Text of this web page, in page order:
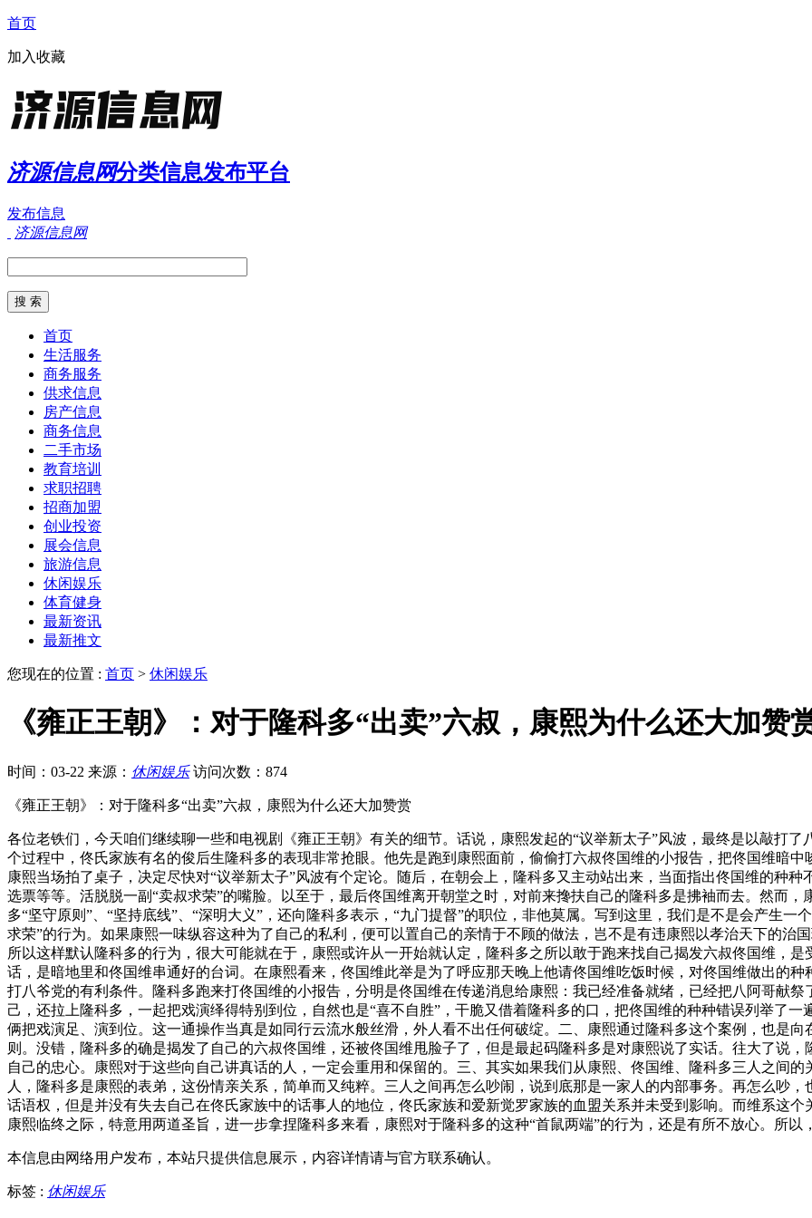
首页
加入收藏
济源信息网分类信息发布平台
发布信息
济源信息网
首页
生活服务
商务服务
供求信息
房产信息
商务信息
二手市场
教育培训
求职招聘
招商加盟
创业投资
展会信息
旅游信息
休闲娱乐
体育健身
最新资讯
最新推文
您现在的位置 : 首页 > 休闲娱乐
《雍正王朝》：对于隆科多“出卖”六叔，康熙为什么还大加赞
时间：03-22 来源： 休闲娱乐 访问次数：874
《雍正王朝》：对于隆科多“出卖”六叔，康熙为什么还大加赞赏
各位老铁们，今天咱们继续聊一些和电视剧《雍正王朝》有关的细节。话说，康熙发起的“议举新太子”风波，最终是以敲打
个过程中，佟氏家族有名的俊后生隆科多的表现非常抢眼。他先是跑到康熙面前，偷偷打六叔佟国维的小报告，把佟国维暗
康熙当场拍了桌子，决定尽快对“议举新太子”风波有个定论。随后，在朝会上，隆科多又主动站出来，当面指出佟国维的种
选票等等。活脱脱一副“卖叔求荣”的嘴脸。以至于，最后佟国维离开朝堂之时，对前来搀扶自己的隆科多是拂袖而去。然而
多“坚守原则”、“坚持底线”、“深明大义”，还向隆科多表示，“九门提督”的职位，非他莫属。写到这里，我们是不是会产生
求荣”的行为。如果康熙一味纵容这种为了自己的私利，便可以置自己的亲情于不顾的做法，岂不是有违康熙以孝治天下的治
所以这样默认隆科多的行为，很大可能就在于，康熙或许从一开始就认定，隆科多之所以敢于跑来找自己揭发六叔佟国维，
话，是暗地里和佟国维串通好的台词。在康熙看来，佟国维此举是为了呼应那天晚上他请佟国维吃饭时候，对佟国维做出的
打八爷党的有利条件。隆科多跑来打佟国维的小报告，分明是佟国维在传递消息给康熙：我已经准备就绪，已经把八阿哥献
己，还拉上隆科多，一起把戏演绎得特别到位，自然也是“喜不自胜”，干脆又借着隆科多的口，把佟国维的种种错误列举了
俩把戏演足、演到位。这一通操作当真是如同行云流水般丝滑，外人看不出任何破绽。二、康熙通过隆科多这个案例，也是
则。没错，隆科多的确是揭发了自己的六叔佟国维，还被佟国维甩脸子了，但是最起码隆科多是对康熙说了实话。往大了说
自己的忠心。康熙对于这些向自己讲真话的人，一定会重用和保留的。三、其实如果我们从康熙、佟国维、隆科多三人之间
人，隆科多是康熙的表弟，这份情亲关系，简单而又纯粹。三人之间再怎么吵闹，说到底那是一家人的内部事务。再怎么吵
话语权，但是并没有失去自己在佟氏家族中的话事人的地位，佟氏家族和爱新觉罗家族的血盟关系并未受到影响。而维系这
康熙临终之际，特意用两道圣旨，进一步拿捏隆科多来看，康熙对于隆科多的这种“首鼠两端”的行为，还是有所不放心。所
本信息由网络用户发布， 本站只提供信息展示，内容详情请与官方联系确认。
标签 : 休闲娱乐